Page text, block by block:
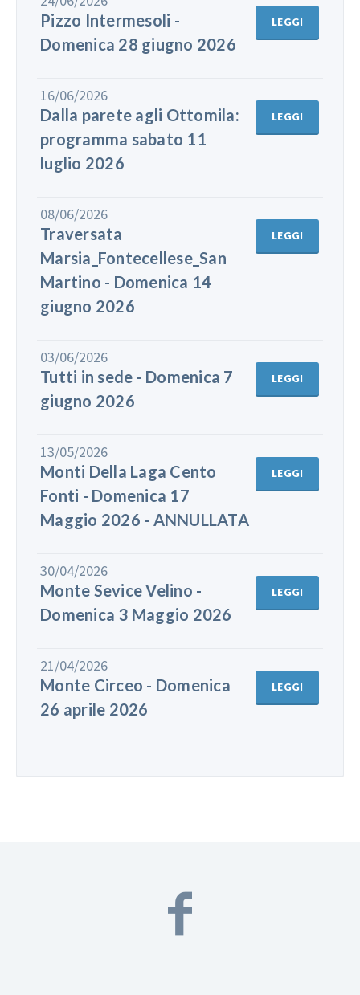
Pizzo Intermesoli -
Domenica 28 giugno 2026
LEGGI
16/06/2026
Dalla parete agli Ottomila:
programma sabato 11
luglio 2026
LEGGI
08/06/2026
Traversata
Marsia_Fontecellese_San
Martino - Domenica 14
giugno 2026
LEGGI
03/06/2026
Tutti in sede - Domenica 7
giugno 2026
LEGGI
13/05/2026
Monti Della Laga Cento
Fonti - Domenica 17
Maggio 2026 - ANNULLATA
LEGGI
30/04/2026
Monte Sevice Velino -
Domenica 3 Maggio 2026
LEGGI
21/04/2026
Monte Circeo - Domenica
26 aprile 2026
LEGGI